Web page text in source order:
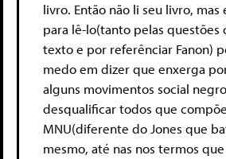
livro. Então não li seu livro,
para lê-lo(tanto pelas questões
texto e por referênciar Fanon)
medo em dizer que enxerga
alguns movimentos social
desqualificar todos que
MNU(diferente do Jones que
mesmo, até nas nos termos